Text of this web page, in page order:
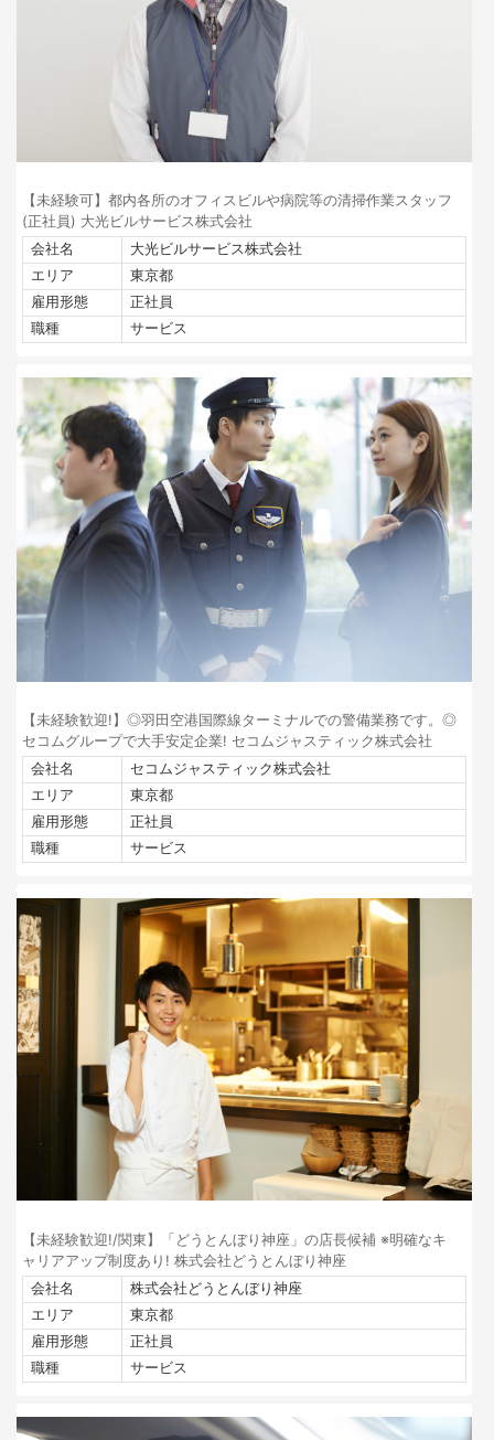
【未経験可】都内各所のオフィスビルや病院等の清掃作業スタッフ
(正社員) 大光ビルサービス株式会社
会社名
大光ビルサービス株式会社
エリア
東京都
雇用形態
正社員
職種
サービス
【未経験歓迎!】◎羽田空港国際線ターミナルでの警備業務です。◎
セコムグループで大手安定企業! セコムジャスティック株式会社
会社名
セコムジャスティック株式会社
エリア
東京都
雇用形態
正社員
職種
サービス
【未経験歓迎!/関東】「どうとんぼり神座」の店長候補 ※明確なキ
ャリアアップ制度あり! 株式会社どうとんぼり神座
会社名
株式会社どうとんぼり神座
エリア
東京都
雇用形態
正社員
職種
サービス